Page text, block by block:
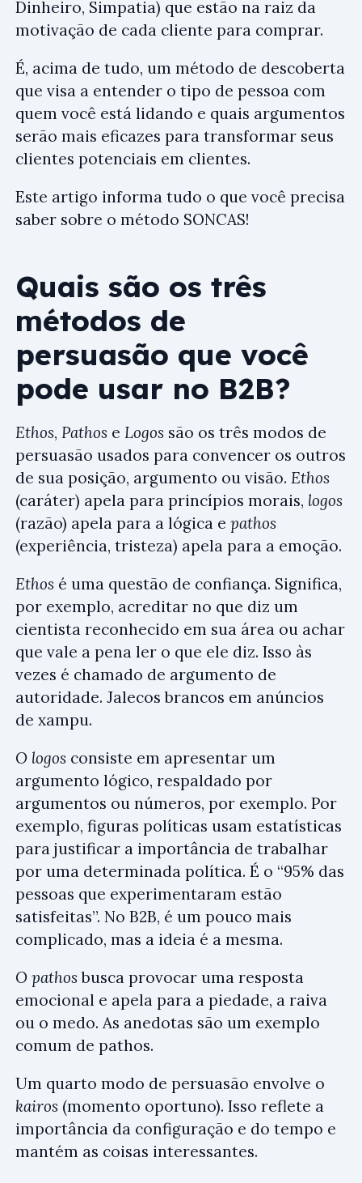
Dinheiro, Simpatia) que estão na raiz da
motivação de cada cliente para comprar.
É, acima de tudo, um método de descoberta
que visa a entender o tipo de pessoa com
quem você está lidando e quais argumentos
serão mais eficazes para transformar seus
clientes potenciais em clientes.
Este artigo informa tudo o que você precisa
saber sobre o método SONCAS!
Quais são os três
métodos de
persuasão que você
pode usar no B2B?
Ethos, Pathos e Logos são os três modos de
persuasão usados para convencer os outros
de sua posição, argumento ou visão. Ethos
(caráter) apela para princípios morais, logos
(razão) apela para a lógica e pathos
(experiência, tristeza) apela para a emoção.
Ethos é uma questão de confiança. Significa,
por exemplo, acreditar no que diz um
cientista reconhecido em sua área ou achar
que vale a pena ler o que ele diz. Isso às
vezes é chamado de argumento de
autoridade. Jalecos brancos em anúncios
de xampu.
O logos consiste em apresentar um
argumento lógico, respaldado por
argumentos ou números, por exemplo. Por
exemplo, figuras políticas usam estatísticas
para justificar a importância de trabalhar
por uma determinada política. É o “95% das
pessoas que experimentaram estão
satisfeitas”. No B2B, é um pouco mais
complicado, mas a ideia é a mesma.
O pathosbusca provocar uma resposta
emocional e apela para a piedade, a raiva
ou o medo. As anedotas são um exemplo
comum de pathos.
Um quarto modo de persuasão envolve o
kairos (momento oportuno). Isso reflete a
importância da configuração e do tempo e
mantém as coisas interessantes.